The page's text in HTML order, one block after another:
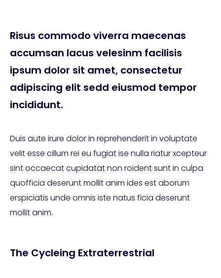
Risus commodo viverra maecenas
accumsan lacus velesinm facilisis
ipsum dolor sit amet, consectetur
adipiscing elit sedd eiusmod tempor
incididunt.
Duis aute irure dolor in reprehenderit in voluptate
velit esse cillum rei eu fugiat ise nulla riatur xcepteur
sint occaecat cupidatat non roident sunt in culpa
quofficia deserunt mollit anim ides est aborum
erspiciatis unde omnis iste natus ficia deserunt
mollit anim.
The Cycleing Extraterrestrial